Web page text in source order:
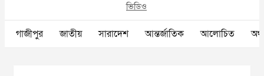
ভিডিও
গাজীপুর জাতীয় সারাদেশ আন্তর্জাতিক আলোচিত